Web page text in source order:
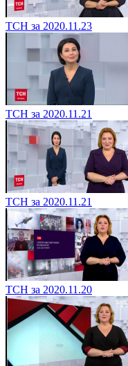
ТСН за 2020.11.23
ТСН за 2020.11.21
ТСН за 2020.11.21
ТСН за 2020.11.20